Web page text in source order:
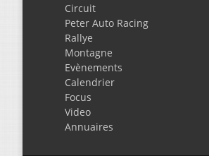
Circuit
Peter Auto Racing
Rallye
Montagne
Evènements
Calendrier
Focus
Video
Annuaires